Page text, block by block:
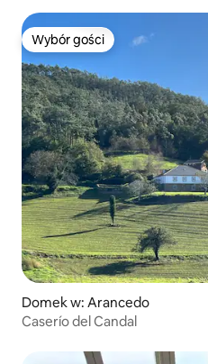
Wybór gości
Wybór gości
Domek w: Arancedo
Caserío del Candal